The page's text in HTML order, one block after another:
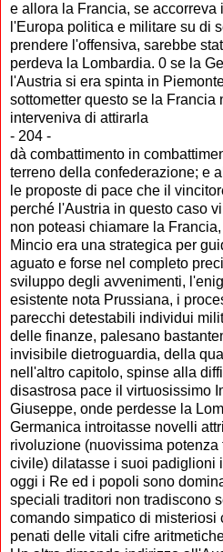
e allora la Francia, se accorreva
l'Europa politica e militare su di
prendere l'offensiva, sarebbe
perdeva la Lombardia. 0 se la
l'Austria si era spinta in
sottometter questo se la Francia
interveniva di attirarla
- 204 -
dà combattimento in
terreno della confederazione; e
le proposte di pace che il
perché l'Austria in questo caso
non poteasi chiamare la
Mincio era una strategica per
aguato e forse nel completo
sviluppo degli avvenimenti,
esistente nota Prussiana, i
parecchi detestabili individui
delle finanze, palesano
invisibile dietroguardia, della
nell'altro capitolo, spinse alla
disastrosa pace il virtuosissimo
Giuseppe, onde perdesse la
Germanica introitasse novelli
rivoluzione (nuovissima
civile) dilatasse i suoi padiglioni
oggi i Re ed i popoli sono
speciali traditori non tradiscono
comando simpatico di misteriosi
penati delle vitali cifre